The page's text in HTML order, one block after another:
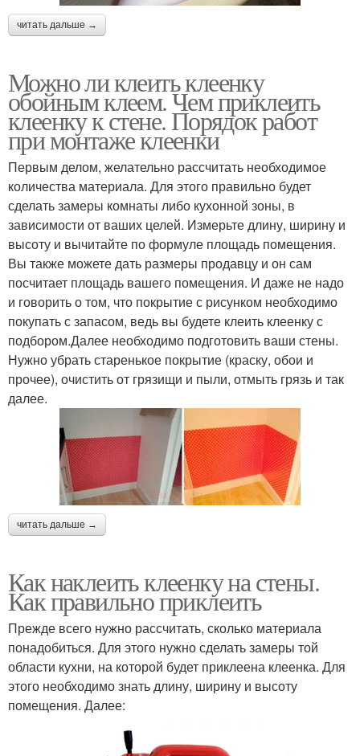
читать дальше →
Можно ли клеить клеенку
обойным клеем. Чем приклеить
клеенку к стене. Порядок работ
при монтаже клеенки
Первым делом, желательно рассчитать необходимое
количества материала. Для этого правильно будет
сделать замеры комнаты либо кухонной зоны, в
зависимости от ваших целей. Измерьте длину, ширину и
высоту и вычитайте по формуле площадь помещения.
Вы также можете дать размеры продавцу и он сам
посчитает площадь вашего помещения. И даже не надо
и говорить о том, что покрытие с рисунком необходимо
покупать с запасом, ведь вы будете клеить клеенку с
подбором.Далее необходимо подготовить ваши стены.
Нужно убрать старенькое покрытие (краску, обои и
прочее), очистить от грязищи и пыли, отмыть грязь и так
далее.
читать дальше →
Как наклеить клеенку на стены.
Как правильно приклеить
Прежде всего нужно рассчитать, сколько материала
понадобиться. Для этого нужно сделать замеры той
области кухни, на которой будет приклеена клеенка. Для
этого необходимо знать длину, ширину и высоту
помещения. Далее: